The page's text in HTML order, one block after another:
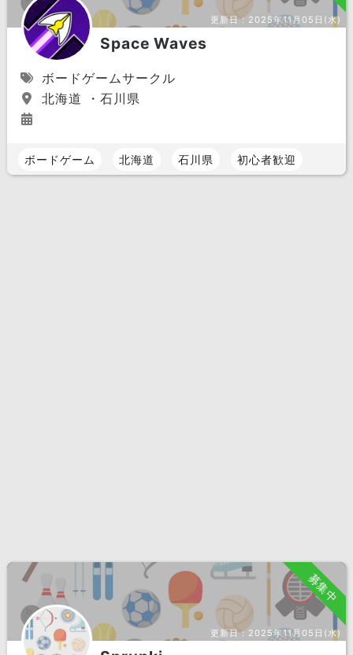
更新日： 2025年11月05日(水)
Space Waves
ボードゲームサークル
北海道 ・石川県
ボードゲーム 北海道 石川県 初心者歓迎
募集中
更新日： 2025年11月05日(水)